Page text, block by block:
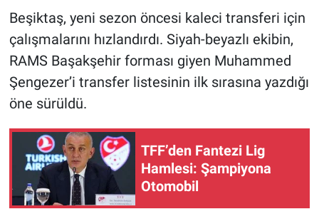
Beşiktaş, yeni sezon öncesi kaleci transferi için
çalışmalarını hızlandırdı. Siyah-beyazlı ekibin,
RAMS Başakşehir forması giyen Muhammed
Şengezer’i transfer listesinin ilk sırasına yazdığı
öne sürüldü.
TFF’den Fantezi Lig
Hamlesi: Şampiyona
Otomobil
EĞİTİM
ÇEVRE
HABERDE İNSAN
SPOR
MAGAZİN